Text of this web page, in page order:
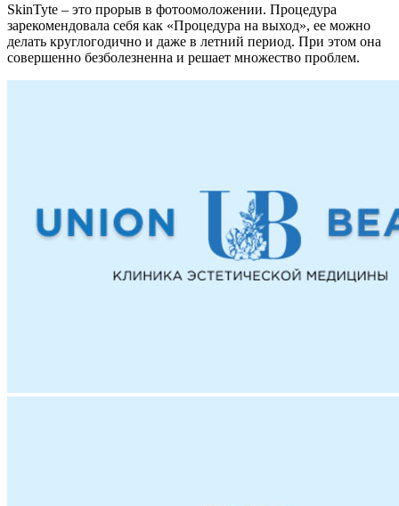
SkinTyte – это прорыв в фотоомоложении. Процедура
зарекомендовала себя как «Процедура на выход», ее можно
делать круглогодично и даже в летний период. При этом она
совершенно безболезненна и решает множество проблем.